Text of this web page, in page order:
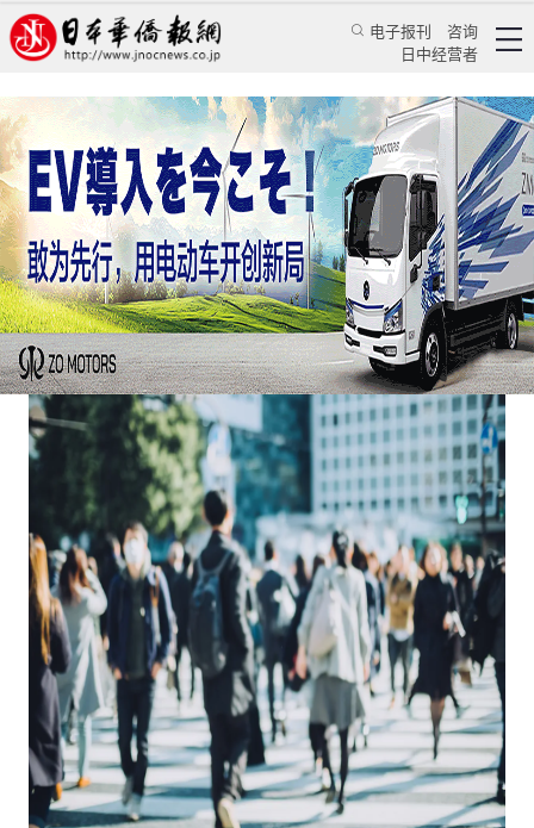
电子报刊
咨询
日中经营者
日本真对外国人下手了
颜丹丹 日本新闻 社会观察
日本华侨报 2025/6/17 19:29:29